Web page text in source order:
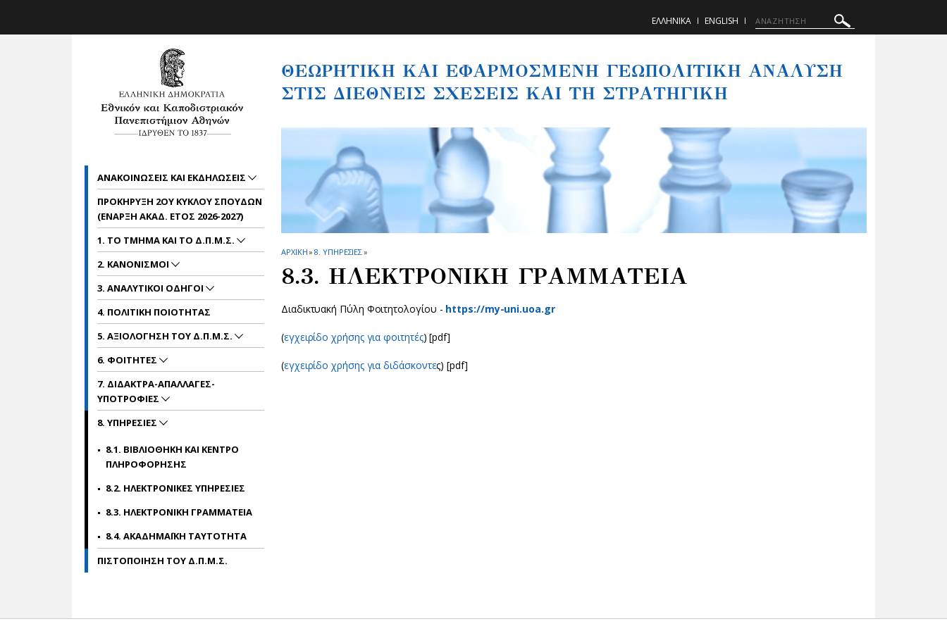
ΕΛΛΗΝΙΚΑ ENGLISH
ΘΕΩΡΗΤΙΚΗ ΚΑΙ ΕΦΑΡΜΟΣΜΕΝΗ ΓΕΩΠΟΛΙΤΙΚΗ ΑΝΑΛΥΣΗ
ΣΤΙΣ ΔΙΕΘΝΕΙΣ ΣΧΕΣΕΙΣ ΚΑΙ ΤΗ ΣΤΡΑΤΗΓΙΚΗ
ΑΡΧΙΚΗ» 8. ΥΠΗΡΕΣΙΕΣ»
8.3. ΗΛΕΚΤΡΟΝΙΚΗ ΓΡΑΜΜΑΤΕΙΑ
Διαδικτυακή Πύλη Φοιτητολογίου - https://my-uni.uoa.gr
(εγχειρίδο χρήσης για φοιτητές) [pdf]
(εγχειρίδο χρήσης για διδάσκοντες) [pdf]
ΑΝΑΚΟΙΝΩΣΕΙΣ ΚΑΙ ΕΚΔΗΛΩΣΕΙΣ
ΠΡΟΚΗΡΥΞΗ 2ΟΥ ΚΥΚΛΟΥ ΣΠΟΥΔΩΝ
(ΕΝΑΡΞΗ ΑΚΑΔ. ΕΤΟΣ 2026-2027)
1. ΤΟ ΤΜΗΜΑ ΚΑΙ ΤΟ Δ.Π.Μ.Σ.
2. ΚΑΝΟΝΙΣΜΟΙ
3. ΑΝΑΛΥΤΙΚΟΙ ΟΔΗΓΟΙ
4. ΠΟΛΙΤΙΚΗ ΠΟΙΟΤΗΤΑΣ
5. ΑΞΙΟΛΟΓΗΣΗ ΤΟΥ Δ.Π.Μ.Σ.
6. ΦΟΙΤΗΤΕΣ
7. ΔΙΔΑΚΤΡΑ-ΑΠΑΛΛΑΓΕΣ-
ΥΠΟΤΡΟΦΙΕΣ
8. ΥΠΗΡΕΣΙΕΣ
8.1. ΒΙΒΛΙΟΘΗΚΗ ΚΑΙ ΚΕΝΤΡΟ
ΠΛΗΡΟΦΟΡΗΣΗΣ
8.2. ΗΛΕΚΤΡΟΝΙΚΕΣ ΥΠΗΡΕΣΙΕΣ
8.3. ΗΛΕΚΤΡΟΝΙΚΗ ΓΡΑΜΜΑΤΕΙΑ
8.4. ΑΚΑΔΗΜΑΪΚΗ ΤΑΥΤΟΤΗΤΑ
ΠΙΣΤΟΠΟΙΗΣΗ ΤΟΥ Δ.Π.Μ.Σ.